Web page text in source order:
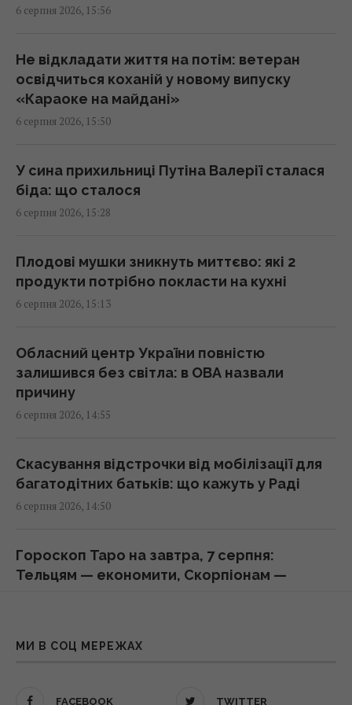
оборонним підприємством, його
15:34 четвер, 06 серпня 2026
Переказ грошей на картку стає викликом:
які незвичні новації вводять банки
Росія може використати українські БпЛА
для атак на цілі в Балтії, - литовська
15:33 четвер, 06 серпня 2026
Чому ми часто прокидаємося саме о 3-й
15:30 четвер, 06 серпня 2026
Ремонт замість заміни: нові підходи до
відновлення алюмінієвих кузовів
Росія терміново шукає заміну своїм
"Іскандерам": експерт вказав причину
Apple готує революцію: AirPods із
термін для заміни смартфона
6 серпня 2026, 15:56
Не відкладати життя на потім: ветеран
освідчиться коханій у новому випуску
«Караоке на майдані»
6 серпня 2026, 15:50
У сина прихильниці Путіна Валерії сталася
біда: що сталося
6 серпня 2026, 15:28
Плодові мушки зникнуть миттєво: які 2
продукти потрібно покласти на кухні
6 серпня 2026, 15:13
Обласний центр України повністю
залишився без світла: в ОВА назвали
причину
6 серпня 2026, 14:55
Скасування відстрочки від мобілізації для
багатодітних батьків: що кажуть у Раді
6 серпня 2026, 14:50
Гороскоп Таро на завтра, 7 серпня:
Тельцям — економити, Скорпіонам —
МИ В СОЦ МЕРЕЖАХ
FACEBOOK TWITTER